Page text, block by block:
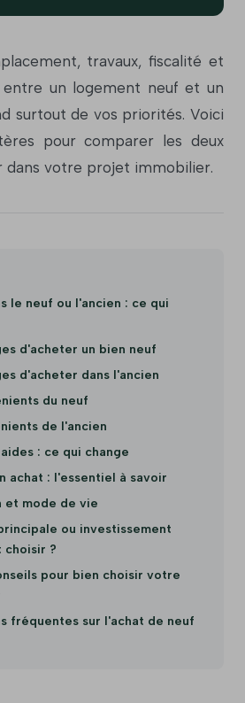
travaux, fiscalité et
entre un logement neuf et un
surtout de vos priorités. Voici
pour comparer les deux
dans votre projet immobilier.
le neuf ou l'ancien : ce qui
d'acheter un bien neuf
d'acheter dans l'ancien
du neuf
de l'ancien
: ce qui change
achat : l'essentiel à savoir
et mode de vie
ou investissement
choisir ?
pour bien choisir votre
fréquentes sur l'achat de neuf